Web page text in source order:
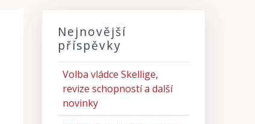
Nejnovější
příspěvky
Volba vládce Skellige,
revize schopností a další
novinky